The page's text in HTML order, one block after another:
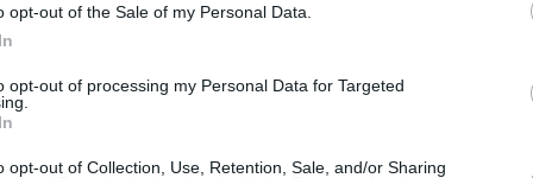
opt-out of the Sale of my Personal Data.
opt-out of processing my Personal Data for Targeted
opt-out of Collection, Use, Retention, Sale, and/or Sharing
mężczyzn i jedna trzecia kobiet w Polsce ma za wysokie
dopada coraz młodszych. Powód? Stres, śmieciowe
ruchu. Niestety, ta choroba nie boli, więc wiele osób nie